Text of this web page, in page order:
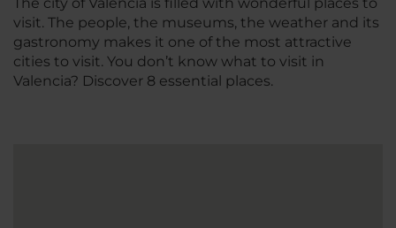
visit. The people, the museums, the weather and its
gastronomy makes it one of the most attractive
cities to visit. You don’t know what to visit in
Valencia? Discover 8 essential places.